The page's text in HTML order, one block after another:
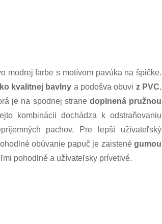
modrej farbe s motívom pavúka na špičke.
kvalitnej bavlny a podošva obuvi z PVC.
je na spodnej strane doplnená pružnou
kombinácii dochádza k odstraňovaniu
pachov. Pre lepší užívateľský
obúvanie papuč je zaistenégumou
pohodlné a užívateľsky prívetivé.